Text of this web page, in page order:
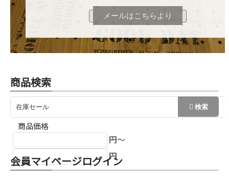
メールはこちらより
商品検索
商品価格
円～
円
会員マイページログイン